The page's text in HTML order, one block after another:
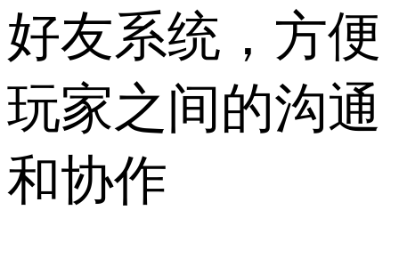
好友系统，方便
玩家之间的沟通
和协作